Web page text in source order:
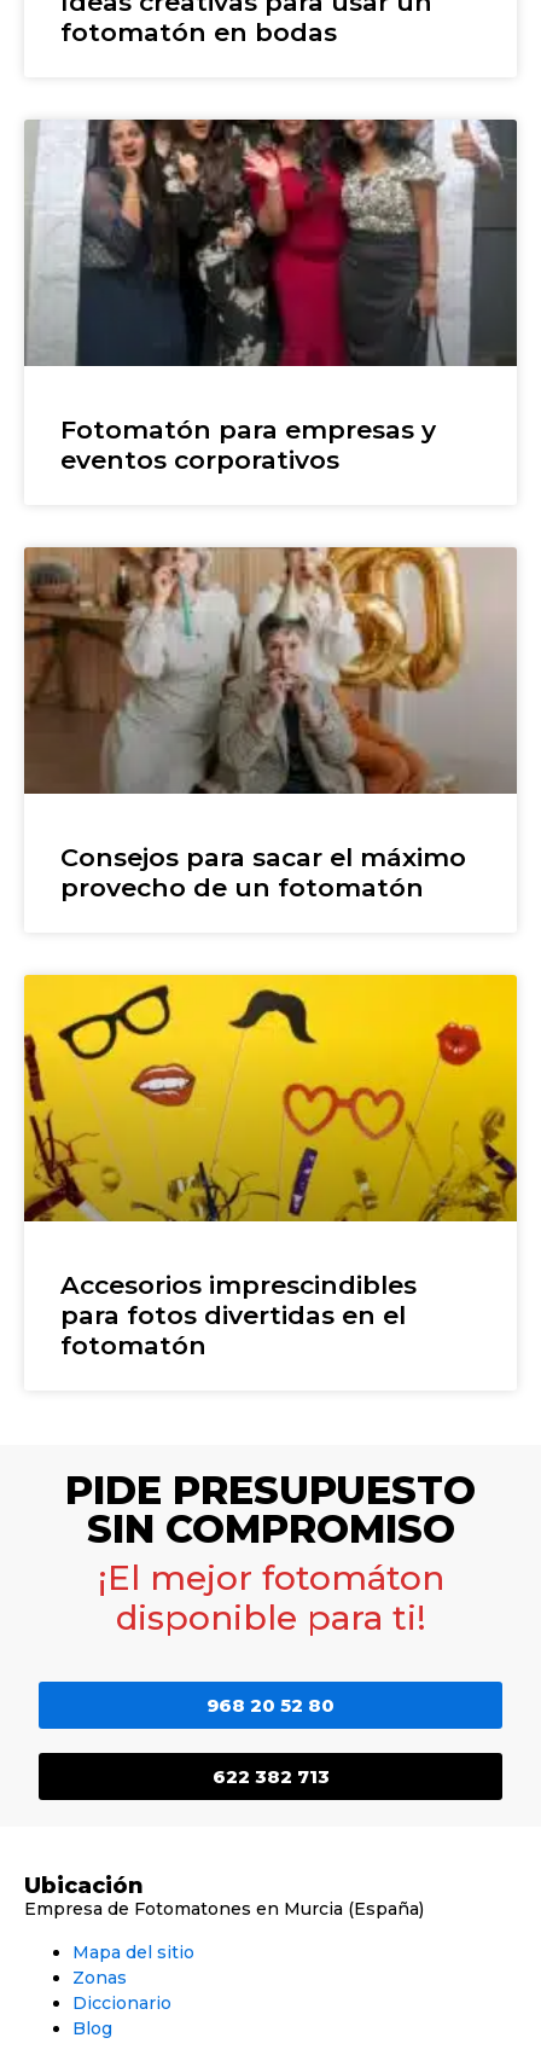
fotomatón en bodas
Fotomatón para empresas y
eventos corporativos
Consejos para sacar el máximo
provecho de un fotomatón
Accesorios imprescindibles
para fotos divertidas en el
fotomatón
PIDE PRESUPUESTO
SIN COMPROMISO
¡El mejor fotomáton
disponible para ti!
622 382 713
968 20 52 80
Ubicación
Empresa de Fotomatones en Murcia (España)
Mapa del sitio
Zonas
Diccionario
Blog